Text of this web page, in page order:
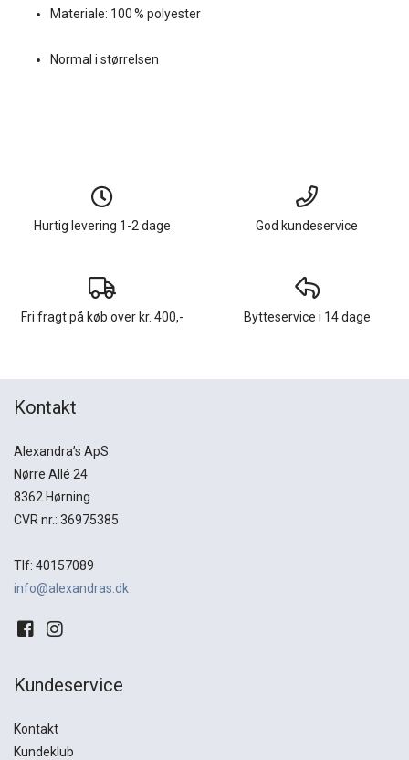
Materiale: 100 % polyester
Normal i størrelsen
Hurtig levering 1-2 dage God kundeservice
Fri fragt på køb over kr. 400,- Bytteservice i 14 dage
Kontakt
Alexandra’s ApS
Nørre Allé 24
8362 Hørning
CVR nr.: 36975385
Tlf: 40157089
info@alexandras.dk
Kundeservice
Kontakt
Kundeklub